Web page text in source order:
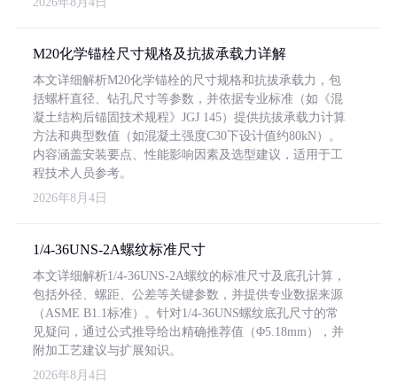
M20化学锚栓尺寸规格及抗拔承载力详解
本文详细解析M20化学锚栓的尺寸规格和抗拔承载力，包
括螺杆直径、钻孔尺寸等参数，并依据专业标准（如《混
凝土结构后锚固技术规程》JGJ 145）提供抗拔承载力计算
方法和典型数值（如混凝土强度C30下设计值约80kN）。
内容涵盖安装要点、性能影响因素及选型建议，适用于工
程技术人员参考。
2026年8月4日
1/4-36UNS-2A螺纹标准尺寸
本文详细解析1/4-36UNS-2A螺纹的标准尺寸及底孔计算，
包括外径、螺距、公差等关键参数，并提供专业数据来源
（ASME B1.1标准）。针对1/4-36UNS螺纹底孔尺寸的常
见疑问，通过公式推导给出精确推荐值（Φ5.18mm），并
附加工艺建议与扩展知识。
2026年8月4日